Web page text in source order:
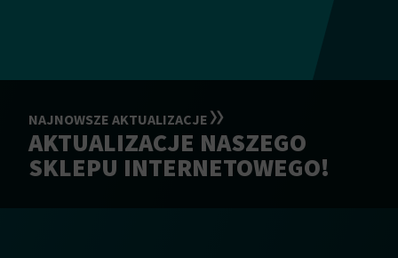
NAJNOWSZE AKTUALIZACJE
AKTUALIZACJE NASZEGO
SKLEPU INTERNETOWEGO!